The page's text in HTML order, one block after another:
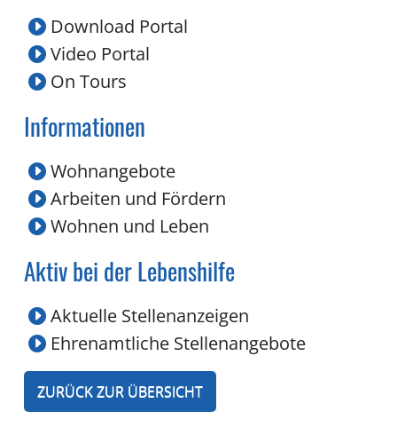
Download Portal
Video Portal
On Tours
Informationen
Wohnangebote
Arbeiten und Fördern
Wohnen und Leben
Aktiv bei der Lebenshilfe
Aktuelle Stellenanzeigen
Ehrenamtliche Stellenangebote
ZURÜCK ZUR ÜBERSICHT